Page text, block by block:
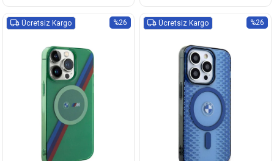
%26
Ücretsiz Kargo %26
Ücretsiz Kargo